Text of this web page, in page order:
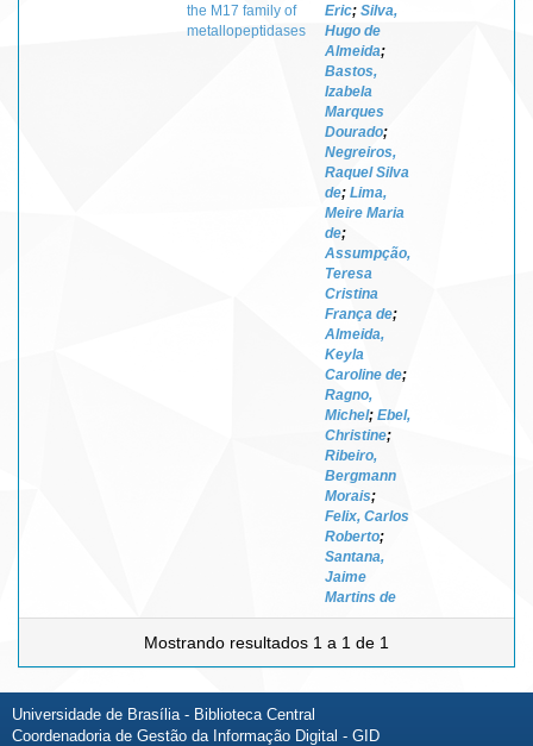
the M17 family of
metallopeptidases
Eric; Silva,
Hugo de
Almeida;
Bastos,
Izabela
Marques
Dourado;
Negreiros,
Raquel Silva
de; Lima,
Meire Maria
de;
Assumpção,
Teresa
Cristina
França de;
Almeida,
Keyla
Caroline de;
Ragno,
Michel; Ebel,
Christine;
Ribeiro,
Bergmann
Morais;
Felix, Carlos
Roberto;
Santana,
Jaime
Martins de
Mostrando resultados 1 a 1 de 1
Universidade de Brasília - Biblioteca Central
Coordenadoria de Gestão da Informação Digital - GID